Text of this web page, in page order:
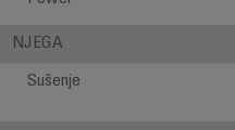
NJEGA
Sušenje